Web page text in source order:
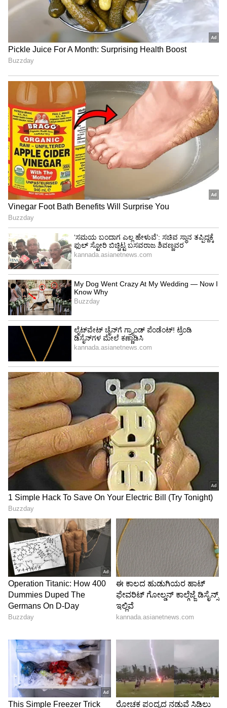
ಟ್ರಂಪ್ ಐತಿಹಾಸಿಕ ಒಪ್ಪಂದ | India US
Trade Deal | Party Rounds